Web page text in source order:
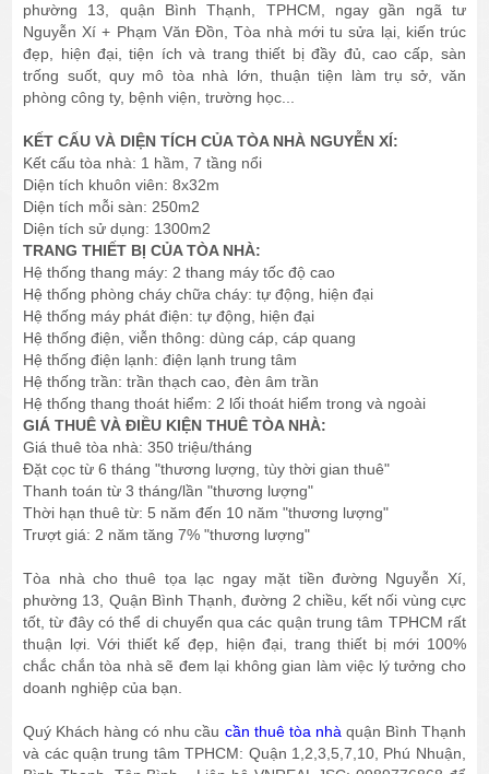
phường 13, quận Bình Thạnh, TPHCM, ngay gần ngã tư
Nguyễn Xí + Phạm Văn Đồn, Tòa nhà mới tu sửa lại, kiến trúc
đẹp, hiện đại, tiện ích và trang thiết bị đầy đủ, cao cấp, sàn
trống suốt, quy mô tòa nhà lớn, thuận tiện làm trụ sở, văn
phòng công ty, bệnh viện, trường học...
KẾT CẤU VÀ DIỆN TÍCH CỦA TÒA NHÀ NGUYỄN XÍ:
Kết cấu tòa nhà: 1 hầm, 7 tầng nổi
Diện tích khuôn viên: 8x32m
Diện tích mỗi sàn: 250m2
Diện tích sử dụng: 1300m2
TRANG THIẾT BỊ CỦA TÒA NHÀ:
Hệ thống thang máy: 2 thang máy tốc độ cao
Hệ thống phòng cháy chữa cháy: tự động, hiện đại
Hệ thống máy phát điện: tự động, hiện đại
Hệ thống điện, viễn thông: dùng cáp, cáp quang
Hệ thống điện lạnh: điện lạnh trung tâm
Hệ thống trần: trần thạch cao, đèn âm trần
Hệ thống thang thoát hiểm: 2 lối thoát hiểm trong và ngoài
GIÁ THUÊ VÀ ĐIỀU KIỆN THUÊ TÒA NHÀ:
Giá thuê tòa nhà: 350 triệu/tháng
Đặt cọc từ 6 tháng "thương lượng, tùy thời gian thuê"
Thanh toán từ 3 tháng/lần "thương lượng"
Thời hạn thuê từ: 5 năm đến 10 năm "thương lượng"
Trượt giá: 2 năm tăng 7% "thương lượng"
Tòa nhà cho thuê tọa lạc ngay mặt tiền đường Nguyễn Xí,
phường 13, Quận Bình Thạnh, đường 2 chiều, kết nối vùng cực
tốt, từ đây có thể di chuyển qua các quận trung tâm TPHCM rất
thuận lợi. Với thiết kế đẹp, hiện đại, trang thiết bị mới 100%
chắc chắn tòa nhà sẽ đem lại không gian làm việc lý tưởng cho
doanh nghiệp của bạn.
Quý Khách hàng có nhu cầu cần thuê tòa nhàquận Bình Thạnh
và các quận trung tâm TPHCM: Quận 1,2,3,5,7,10, Phú Nhuận,